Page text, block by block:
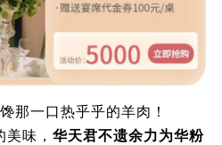
那一口热乎乎的羊肉！
味， 华天君不遗余力为华粉